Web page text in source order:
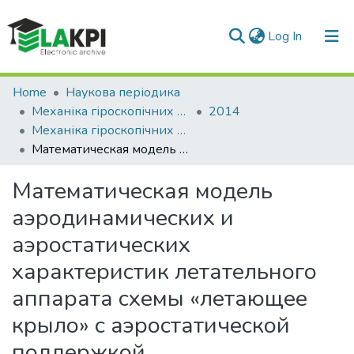
Log In (current)
Communities & Collections
All of DSpace
Statistics
Home
Наукова періодика
Механіка гіроскопічних систем
2014
Механіка гіроскопічних систем: науково-технічний збірник, Вип. 28
Математическая модель аэродинамических и аэростатических характеристик летательного аппарата схемы «летающее крыло» с аэростатической поддержкой
Математическая модель
аэродинамических и
аэростатических
характеристик летательного
аппарата схемы «летающее
крыло» с аэростатической